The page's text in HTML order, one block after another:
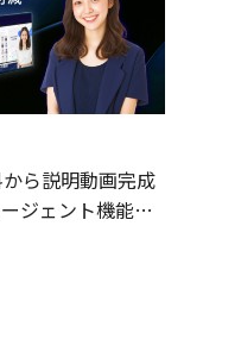
から説明動画完成
ジェント機能を